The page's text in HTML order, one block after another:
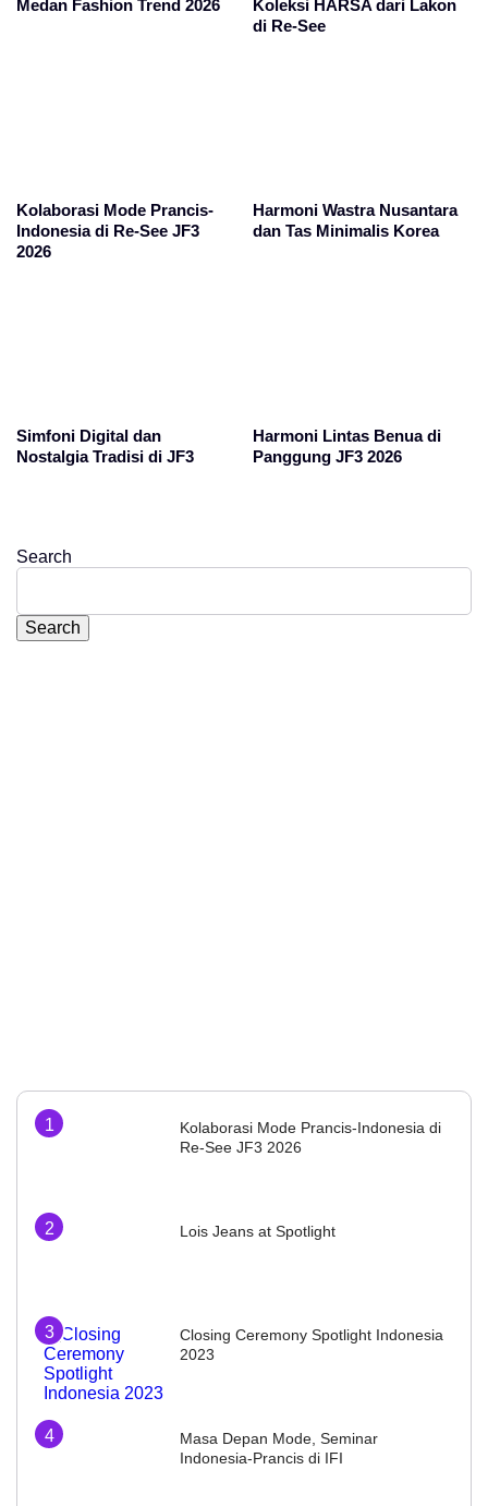
Medan Fashion Trend 2026
Koleksi HARSA dari Lakon
di Re-See
Kolaborasi Mode Prancis-
Indonesia di Re-See JF3
2026
Harmoni Wastra Nusantara
dan Tas Minimalis Korea
Simfoni Digital dan
Nostalgia Tradisi di JF3
Harmoni Lintas Benua di
Panggung JF3 2026
Search
Search
Kolaborasi Mode Prancis-Indonesia di
Re-See JF3 2026
Lois Jeans at Spotlight
Closing Ceremony Spotlight Indonesia
2023
Masa Depan Mode, Seminar
Indonesia-Prancis di IFI